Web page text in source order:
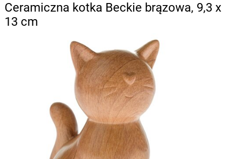
Ceramiczna kotka Beckie brązowa, 9,3 x
13 cm